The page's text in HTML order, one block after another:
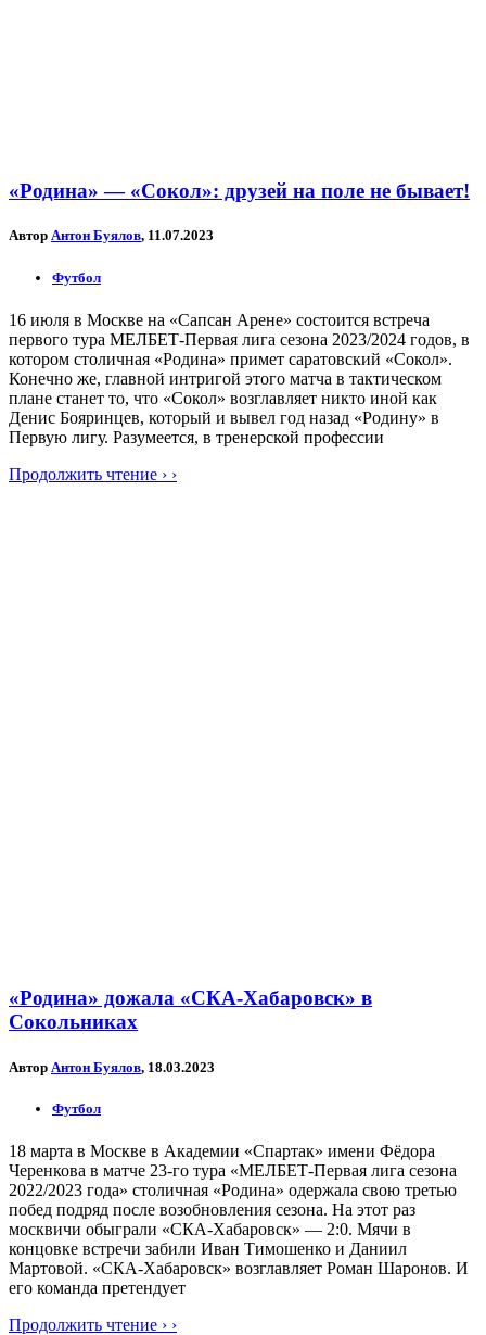
«Родина» — «Сокол»: друзей на поле не бывает!
Автор Антон Буялов, 11.07.2023
Футбол
16 июля в Москве на «Сапсан Арене» состоится встреча
первого тура МЕЛБЕТ-Первая лига сезона 2023/2024 годов, в
котором столичная «Родина» примет саратовский «Сокол».
Конечно же, главной интригой этого матча в тактическом
плане станет то, что «Сокол» возглавляет никто иной как
Денис Бояринцев, который и вывел год назад «Родину» в
Первую лигу. Разумеется, в тренерской профессии
Продолжить чтение › ›
«Родина» дожала «СКА-Хабаровск» в
Сокольниках
Автор Антон Буялов, 18.03.2023
Футбол
18 марта в Москве в Академии «Спартак» имени Фёдора
Черенкова в матче 23-го тура «МЕЛБЕТ-Первая лига сезона
2022/2023 года» столичная «Родина» одержала свою третью
побед подряд после возобновления сезона. На этот раз
москвичи обыграли «СКА-Хабаровск» — 2:0. Мячи в
концовке встречи забили Иван Тимошенко и Даниил
Мартовой. «СКА-Хабаровск» возглавляет Роман Шаронов. И
его команда претендует
Продолжить чтение › ›